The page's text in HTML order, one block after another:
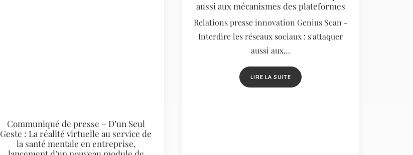
Communiqué de presse – D’un Seul
Geste : La réalité virtuelle au service de
la santé mentale en entreprise,
aussi aux mécanismes des plateformes
Relations presse innovation Genius Scan -
Interdire les réseaux sociaux : s'attaquer
aussi aux…
LIRE LA SUITE